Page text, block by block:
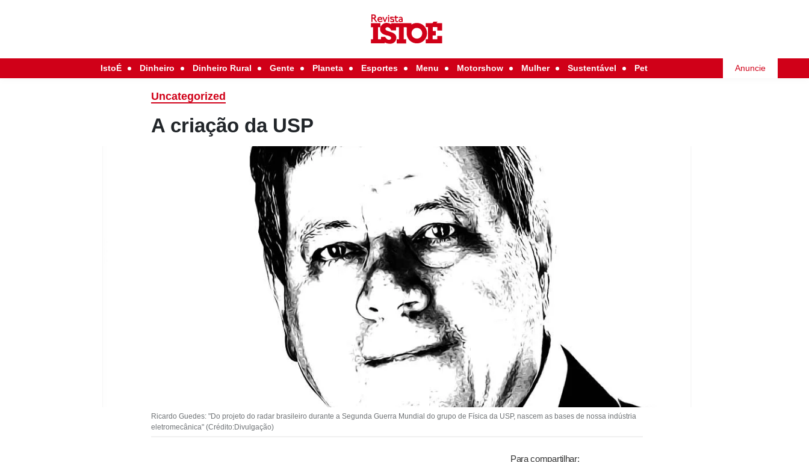
IstoÉ Dinheiro Dinheiro Rural Gente Planeta Esportes Menu Motorshow Mulher Sustentável Pet Anuncie
Uncategorized
A criação da USP
Ricardo Guedes: "Do projeto do radar brasileiro durante a Segunda Guerra Mundial do grupo de Física da USP, nascem as bases de nossa indústria
eletromecânica" (Crédito:Divulgação)
Para compartilhar: